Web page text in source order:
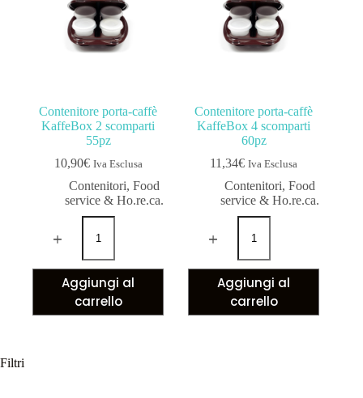
Contenitore porta-caffè
KaffeBox 2 scomparti
55pz
10,90€ Iva Esclusa
Contenitori,Food
service & Ho.re.ca.
Aggiungi al
carrello
Contenitore porta-caffè
KaffeBox 4 scomparti
60pz
11,34€ Iva Esclusa
Contenitori,Food
service & Ho.re.ca.
Aggiungi al
carrello
Filtri